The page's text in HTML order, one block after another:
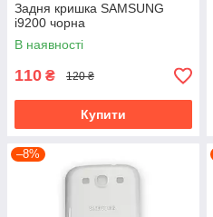
Задня кришка SAMSUNG
i9200 чорна
В наявності
110 ₴ 120 ₴
Купити
–8%